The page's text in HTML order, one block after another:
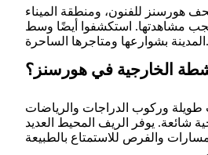
هورسنز للفنون، ومنطقة الميناء
مشاهدتها. استكشفوا أيضًا وسط
المدينة بشوارعها ومتاجرها الساحرة.
الخارجية في هورسنز؟
وركوب الدراجات والرياضات
شائعة. يوفر الريف المحيط العديد